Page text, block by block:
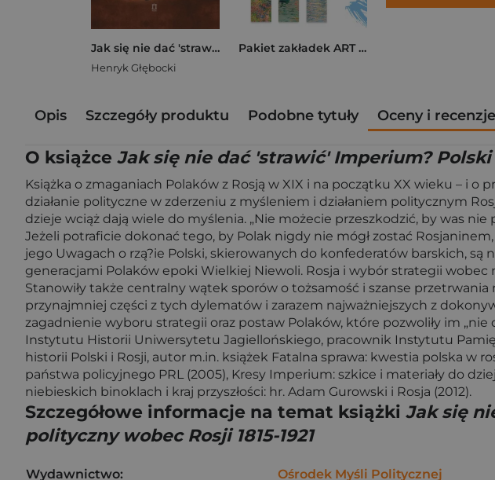
Jak się nie dać 'strawić' Imperium? Polski realizm i idealizm polityczny wobec Rosji 1815-1921
Henryk Głębocki
Pakiet zakładek ART Monet
Opis Szczegóły produktu Podobne tytuły Oceny i recenzje
O książce Jak się nie dać 'strawić' Imperium?
Książka o zmaganiach Polaków z Rosją w XIX i na początku XX wieku – i
działanie polityczne w zderzeniu z myśleniem i działaniem politycznym
dzieje wciąż dają wiele do myślenia. „Nie możecie przeszkodzić, by was
Jeżeli potraficie dokonać tego, by Polak nigdy nie mógł zostać
jego Uwagach o rzą?ie Polski, skierowanych do konfederatów barskich,
generacjami Polaków epoki Wielkiej Niewoli. Rosja i wybór strategii
Stanowiły także centralny wątek sporów o tożsamość i szanse
przynajmniej części z tych dylematów i zarazem najważniejszych z
zagadnienie wyboru strategii oraz postaw Polaków, które pozwoliły im
Instytutu Historii Uniwersytetu Jagiellońskiego, pracownik Instytutu
historii Polski i Rosji, autor m.in. książek Fatalna sprawa: kwestia polska w
państwa policyjnego PRL (2005), Kresy Imperium: szkice i materiały do
niebieskich binoklach i kraj przyszłości: hr. Adam Gurowski i Rosja (2012).
Szczegółowe informacje na temat książki Jak się
polityczny wobec Rosji 1815-1921
Wydawnictwo: Ośrodek Myśli Politycznej